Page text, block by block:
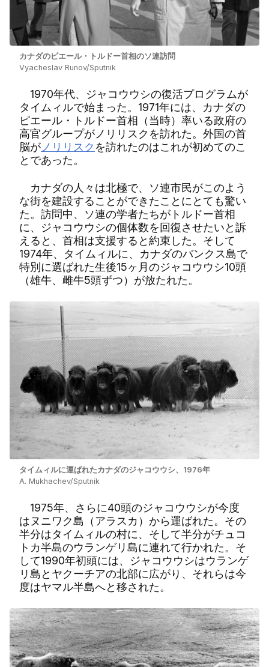
カナダのピエール・トルドー首相のソ連訪問
Vyacheslav Runov/Sputnik
1970年代、ジャコウウシの復活プログラムが
タイムィルで始まった。1971年には、カナダの
ピエール・トルドー首相（当時）率いる政府の
高官グループがノリリスクを訪れた。外国の首
脳が ノリリスク を訪れたのはこれが初めてのこ
とであった。
カナダの人々は北極で、ソ連市民がこのよう
な街を建設することができたことにとても驚い
た。訪問中、ソ連の学者たちがトルドー首相
に、ジャコウウシの個体数を回復させたいと訴
えると、首相は支援すると約束した。そして
1974年、タイムィルに、カナダのバンクス島で
特別に選ばれた生後15ヶ月のジャコウウシ10頭
（雄牛、雌牛5頭ずつ）が放たれた。
タイムィルに運ばれたカナダのジャコウウシ、1976年
A. Mukhachev/Sputnik
1975年、さらに40頭のジャコウウシが今度
はヌニワク島（アラスカ）から運ばれた。その
半分はタイムィルの村に、そして半分がチュコ
トカ半島のウランゲリ島に連れて行かれた。そ
して1990年初頭には、ジャコウウシはウランゲ
リ島とヤクーチアの北部に広がり、それらは今
度はヤマル半島へと移された。